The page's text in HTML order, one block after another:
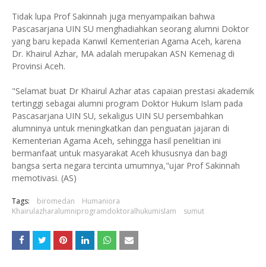
Tidak lupa Prof Sakinnah juga menyampaikan bahwa
Pascasarjana UIN SU menghadiahkan seorang alumni Doktor
yang baru kepada Kanwil Kementerian Agama Aceh, karena
Dr. Khairul Azhar, MA adalah merupakan ASN Kemenag di
Provinsi Aceh.
"Selamat buat Dr Khairul Azhar atas capaian prestasi akademik
tertinggi sebagai alumni program Doktor Hukum Islam pada
Pascasarjana UIN SU, sekaligus UIN SU persembahkan
alumninya untuk meningkatkan dan penguatan jajaran di
Kementerian Agama Aceh, sehingga hasil penelitian ini
bermanfaat untuk masyarakat Aceh khususnya dan bagi
bangsa serta negara tercinta umumnya,"ujar Prof Sakinnah
memotivasi. (AS)
Tags: biromedan
Humaniora
Khairulazharalumniprogramdoktoralhukumislam
sumut